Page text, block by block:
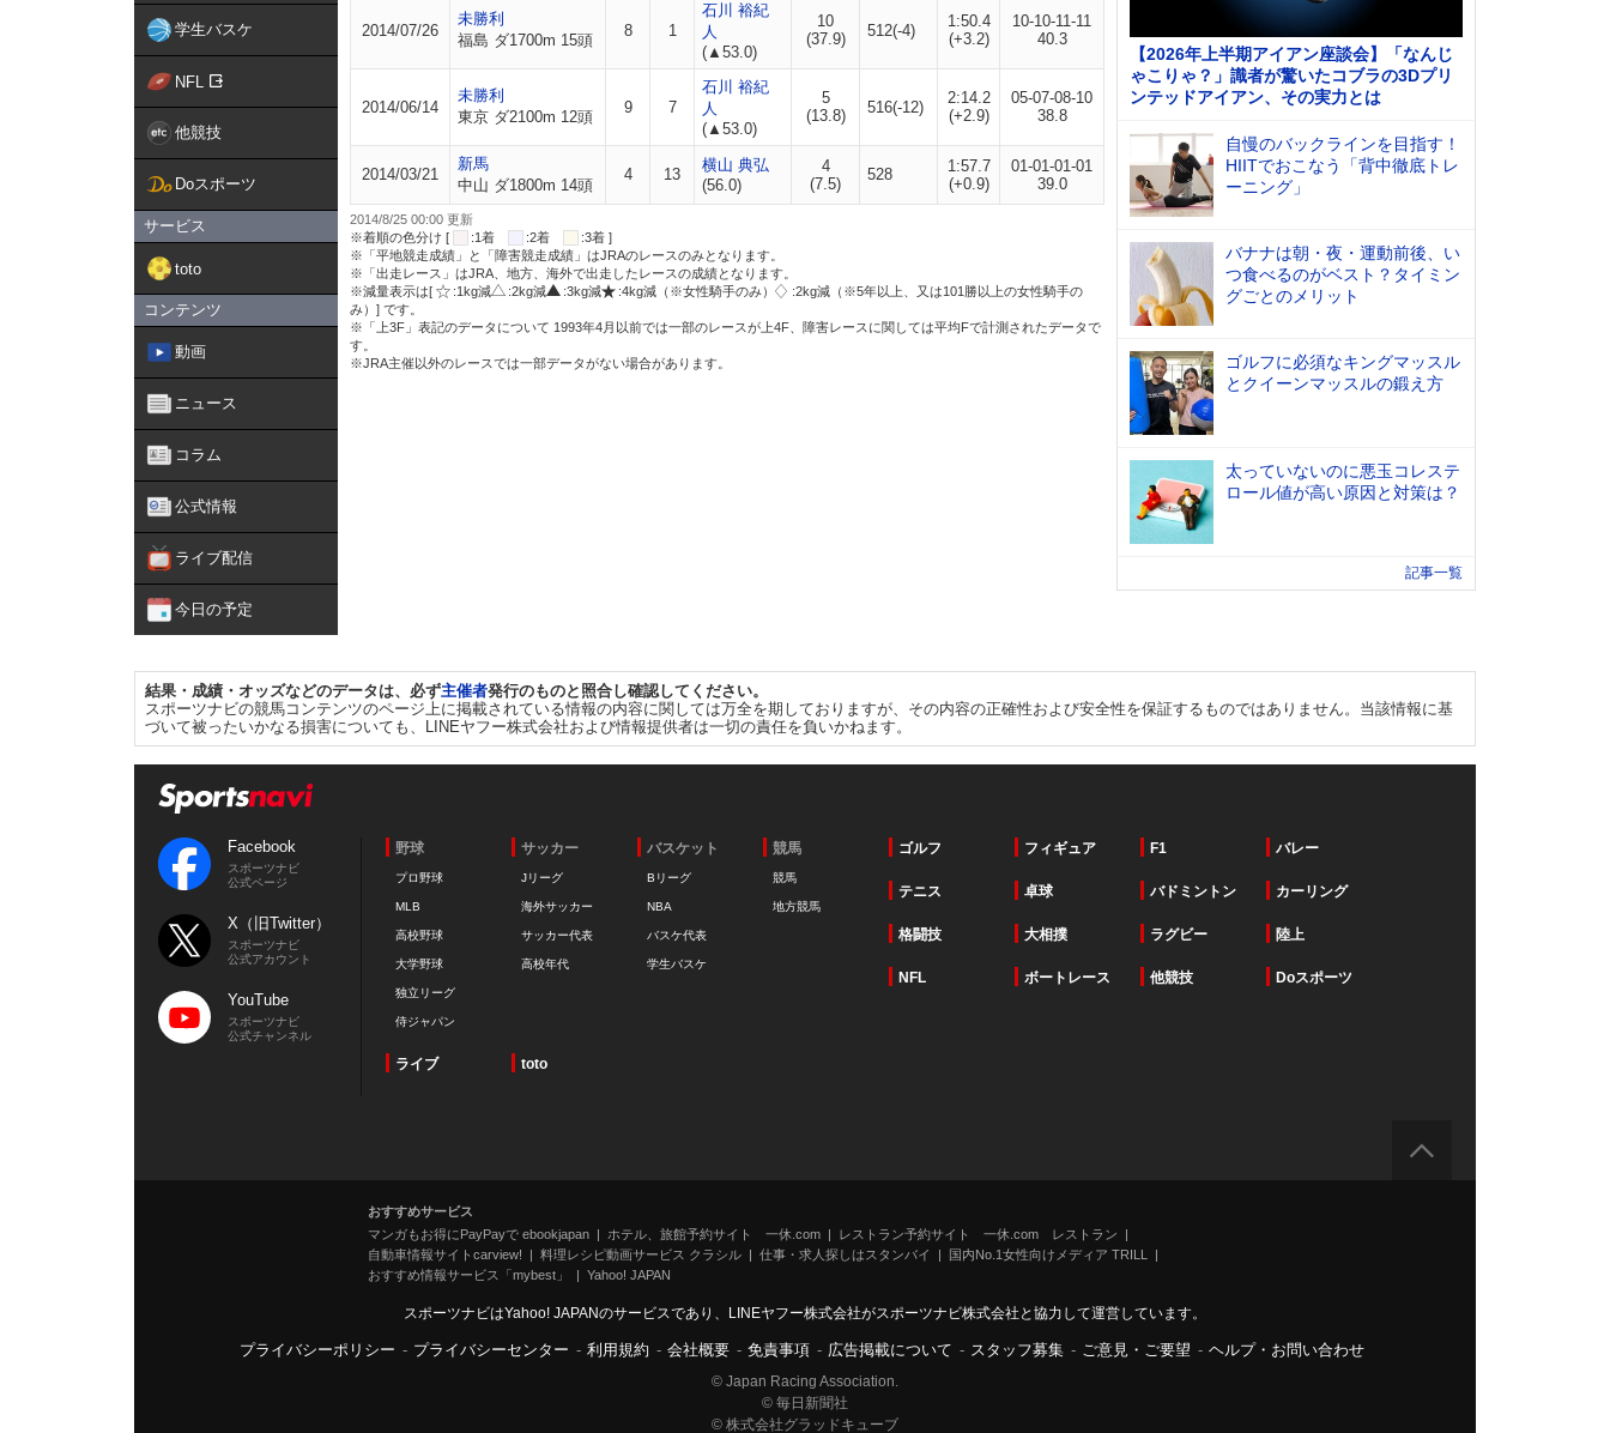
学生バスケ
NFL
他競技
Doスポーツ
サービス
toto
コンテンツ
動画
ニュース
コラム
公式情報
ライブ配信
今日の予定
2014/07/26
未勝利
福島 ダ1700m 15頭
8 1
石川 裕紀
人
(▲53.0)
10
(37.9)
512(-4)
1:50.4
(+3.2)
10-10-11-11
40.3
2014/06/14
未勝利
東京 ダ2100m 12頭
9 7
石川 裕紀
人
(▲53.0)
5
(13.8)
516(-12)
2:14.2
(+2.9)
05-07-08-10
38.8
2014/03/21
新馬
中山 ダ1800m 14頭
4 13
横山 典弘
(56.0)
4
(7.5)
528
1:57.7
(+0.9)
01-01-01-01
39.0
2014/8/25 00:00 更新
※着順の色分け [
:1着 :2着
:3着 ]
※「平地競走成績」と「障害競走成績」はJRAのレースのみとなります。
※「出走レース」はJRA、地方、海外で出走したレースの成績となります。
※減量表示は[
:1kg減 :2kg減 :3kg減 :4kg減（※女性騎手のみ）
:2kg減（※5年以上、又は101勝以上の女性騎手の
み）] です。
※「上3F」表記のデータについて 1993年4月以前では一部のレースが上4F、障害レースに関しては平均Fで計測されたデータで
す。
※JRA主催以外のレースでは一部データがない場合があります。
【2026年上半期アイアン座談会】「なんじ
ゃこりゃ？」識者が驚いたコブラの3Dプリ
ンテッドアイアン、その実力とは
自慢のバックラインを目指す！
HIITでおこなう「背中徹底トレ
ーニング」
バナナは朝・夜・運動前後、い
つ食べるのがベスト？タイミン
グごとのメリット
ゴルフに必須なキングマッスル
とクイーンマッスルの鍛え方
太っていないのに悪玉コレステ
ロール値が高い原因と対策は？
記事一覧
結果・成績・オッズなどのデータは、必ず主催者発行のものと照合し確認してください。
スポーツナビの競馬コンテンツのページ上に掲載されている情報の内容に関しては万全を期しておりますが、その内容の正確性および安全性を保証するものではありません。当該情報に基
づいて被ったいかなる損害についても、LINEヤフー株式会社および情報提供者は一切の責任を負いかねます。
Facebook
スポーツナビ
公式ページ
X（旧Twitter）
スポーツナビ
公式アカウント
YouTube
スポーツナビ
公式チャンネル
野球
プロ野球
MLB
高校野球
大学野球
独立リーグ
侍ジャパン
サッカー
Jリーグ
海外サッカー
サッカー代表
高校年代
バスケット
Bリーグ
NBA
バスケ代表
学生バスケ
競馬
競馬
地方競馬
ゴルフ フィギュア F1 バレー
テニス 卓球 バドミントン カーリング
格闘技 大相撲 ラグビー 陸上
NFL ボートレース 他競技 Doスポーツ
ライブ toto
おすすめサービス
マンガもお得にPayPayで ebookjapan
ホテル、旅館予約サイト 一休.com
レストラン予約サイト 一休.com レストラン
自動車情報サイトcarview!
料理レシピ動画サービス クラシル 仕事・求人探しはスタンバイ
国内No.1女性向けメディア TRILL
おすすめ情報サービス「mybest」
Yahoo! JAPAN
スポーツナビはYahoo! JAPANのサービスであり、LINEヤフー株式会社がスポーツナビ株式会社と協力して運営しています。
プライバシーポリシー - プライバシーセンター - 利用規約 - 会社概要 - 免責事項 - 広告掲載について - スタッフ募集 - ご意見・ご要望 - ヘルプ・お問い合わせ
© Japan Racing Association.
© 毎日新聞社
© 株式会社グラッドキューブ